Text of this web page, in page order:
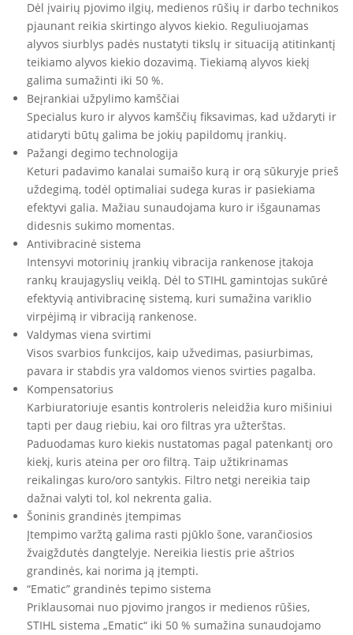
Dėl įvairių pjovimo ilgių, medienos rūšių ir darbo technikos
pjaunant reikia skirtingo alyvos kiekio. Reguliuojamas
alyvos siurblys padės nustatyti tikslų ir situaciją atitinkantį
teikiamo alyvos kiekio dozavimą. Tiekiamą alyvos kiekį
galima sumažinti iki 50 %.
Beįrankiai užpylimo kamščiai
Specialus kuro ir alyvos kamščių fiksavimas, kad uždaryti ir
atidaryti būtų galima be jokių papildomų įrankių.
Pažangi degimo technologija
Keturi padavimo kanalai sumaišo kurą ir orą sūkuryje prieš
uždegimą, todėl optimaliai sudega kuras ir pasiekiama
efektyvi galia. Mažiau sunaudojama kuro ir išgaunamas
didesnis sukimo momentas.
Antivibracinė sistema
Intensyvi motorinių įrankių vibracija rankenose įtakoja
rankų kraujagyslių veiklą. Dėl to STIHL gamintojas sukūrė
efektyvią antivibracinę sistemą, kuri sumažina variklio
virpėjimą ir vibraciją rankenose.
Valdymas viena svirtimi
Visos svarbios funkcijos, kaip užvedimas, pasiurbimas,
pavara ir stabdis yra valdomos vienos svirties pagalba.
Kompensatorius
Karbiuratoriuje esantis kontroleris neleidžia kuro mišiniui
tapti per daug riebiu, kai oro filtras yra užterštas.
Paduodamas kuro kiekis nustatomas pagal patenkantį oro
kiekį, kuris ateina per oro filtrą. Taip užtikrinamas
reikalingas kuro/oro santykis. Filtro netgi nereikia taip
dažnai valyti tol, kol nekrenta galia.
Šoninis grandinės įtempimas
Įtempimo varžtą galima rasti pjūklo šone, varančiosios
žvaigždutės dangtelyje. Nereikia liestis prie aštrios
grandinės, kai norima ją įtempti.
“Ematic” grandinės tepimo sistema
Priklausomai nuo pjovimo įrangos ir medienos rūšies,
STIHL sistema „Ematic“ iki 50 % sumažina sunaudojamo